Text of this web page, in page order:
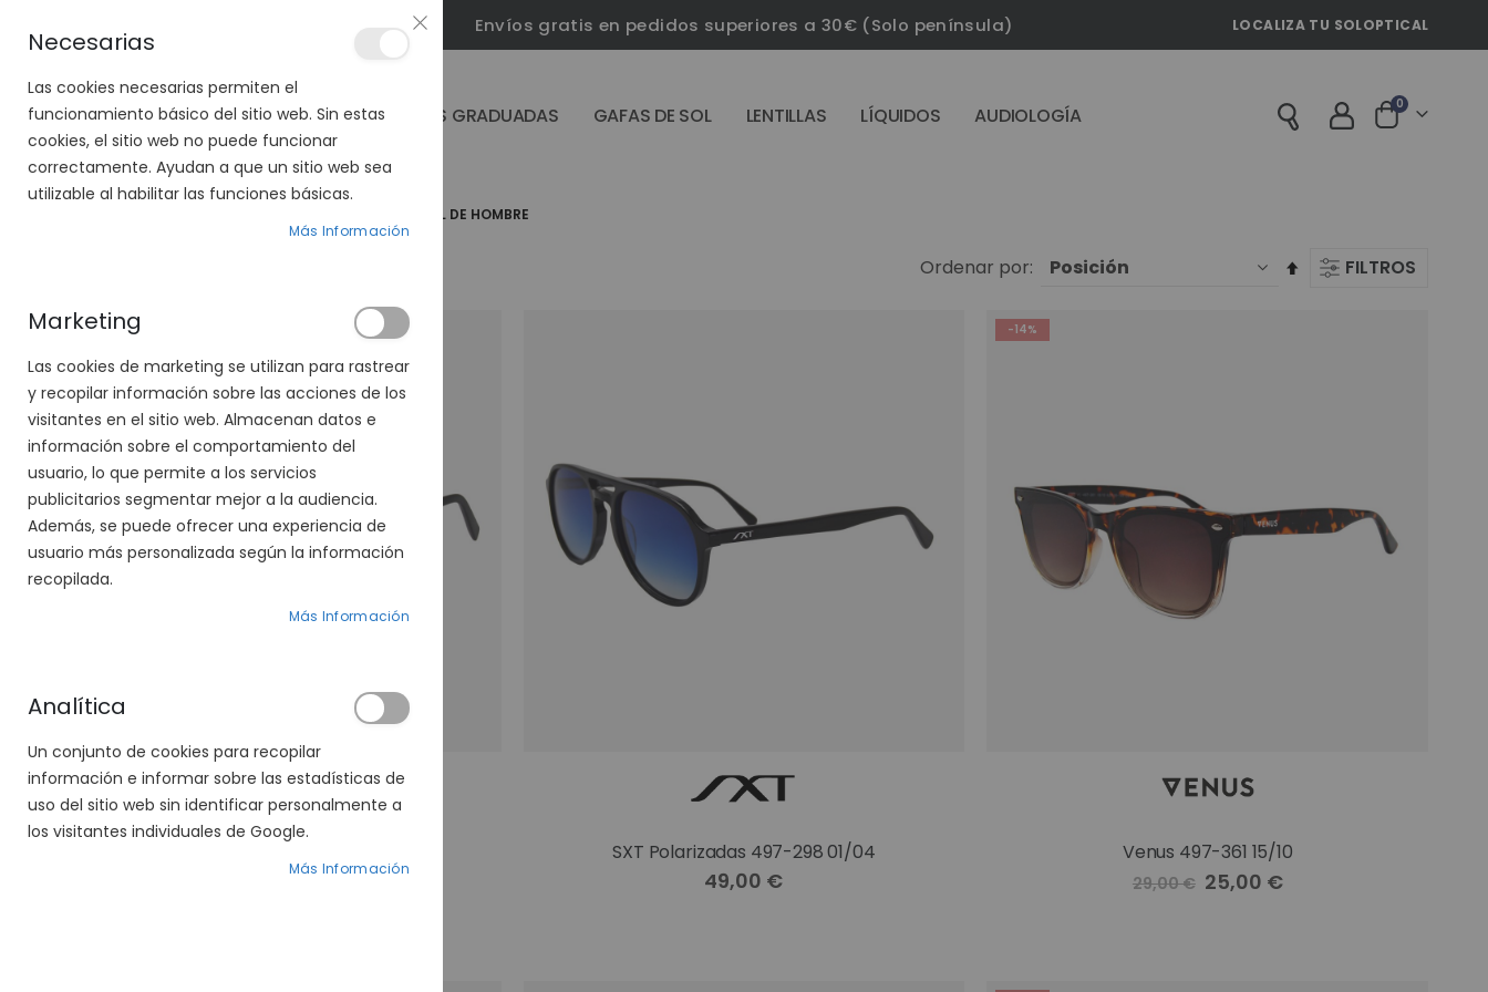
Envíos gratis en pedidos superiores a 30€ (Solo península) LOCALIZA TU SOLOPTICAL
GAFAS GRADUADAS GAFAS DE SOL LENTILLAS LÍQUIDOS AUDIOLOGÍA Cart
0artículos
GAFAS DE SOL DE HOMBRE
FILTROS
Ordenar por
Fijar
-14%
Precio
25,00 €
SXT Polarizadas 497-298 01/04
49,00 €
-14%
Venus 497-361 15/10
29,00 € Precio
especial
25,00 €
Necesarias
Las cookies necesarias permiten el
funcionamiento básico del sitio web. Sin estas
cookies, el sitio web no puede funcionar
correctamente. Ayudan a que un sitio web sea
utilizable al habilitar las funciones básicas.
Más Información
Marketing
Las cookies de marketing se utilizan para rastrear
y recopilar información sobre las acciones de los
visitantes en el sitio web. Almacenan datos e
información sobre el comportamiento del
usuario, lo que permite a los servicios
publicitarios segmentar mejor a la audiencia.
Además, se puede ofrecer una experiencia de
usuario más personalizada según la información
recopilada.
Más Información
Analítica
Un conjunto de cookies para recopilar
información e informar sobre las estadísticas de
uso del sitio web sin identificar personalmente a
los visitantes individuales de Google.
Más Información